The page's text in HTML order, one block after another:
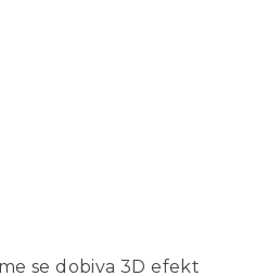
se dobiva 3D efekt